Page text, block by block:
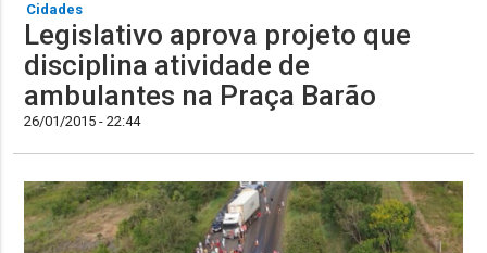
Cidades
Legislativo aprova projeto que
disciplina atividade de
ambulantes na Praça Barão
26/01/2015 - 22:44